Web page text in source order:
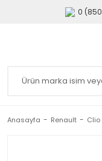
0
Anasayfa Renault Clio